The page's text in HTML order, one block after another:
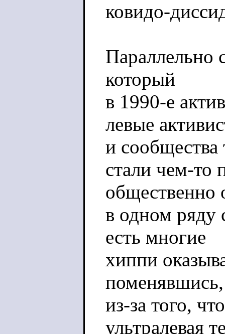
ковидо-
Параллельно
который
в 1990-е
левые
и
стали чем-то
общественно
в одном ряду
есть многие
хиппи
из-за того,
ультралевая